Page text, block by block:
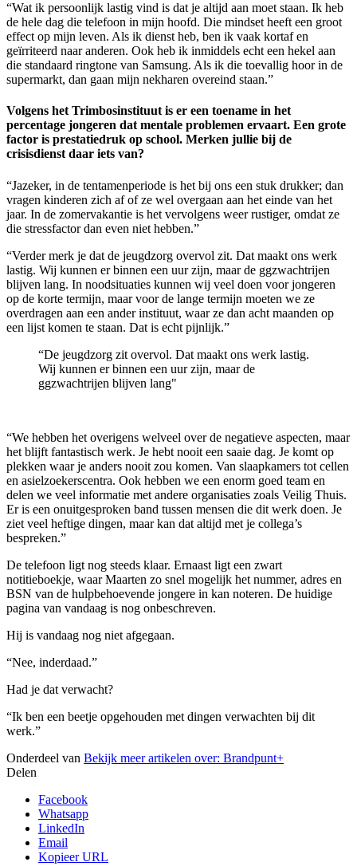
“Wat ik persoonlijk lastig vind is dat je altijd aan moet staan. Ik heb
de hele dag die telefoon in mijn hoofd. Die mindset heeft een groot
effect op mijn leven. Als ik dienst heb, ben ik vaak kortaf en
geïrriteerd naar anderen. Ook heb ik inmiddels echt een hekel aan
die standaard ringtone van Samsung. Als ik die toevallig hoor in de
supermarkt, dan gaan mijn nekharen overeind staan.”
Volgens het Trimbosinstituut is er een toename in het
percentage jongeren dat mentale problemen ervaart. Een grote
factor is prestatiedruk op school. Merken jullie bij de
crisisdienst daar iets van?
“Jazeker, in de tentamenperiode is het bij ons een stuk drukker; dan
vragen kinderen zich af of ze wel overgaan aan het einde van het
jaar. In de zomervakantie is het vervolgens weer rustiger, omdat ze
die stressfactor dan even niet hebben.”
“Verder merk je dat de jeugdzorg overvol zit. Dat maakt ons werk
lastig. Wij kunnen er binnen een uur zijn, maar de ggzwachtrijen
blijven lang. In noodsituaties kunnen wij veel doen voor jongeren
op de korte termijn, maar voor de lange termijn moeten we ze
overdragen aan een ander instituut, waar ze dan acht maanden op
een lijst komen te staan. Dat is echt pijnlijk.”
“De jeugdzorg zit overvol. Dat maakt ons werk lastig.
Wij kunnen er binnen een uur zijn, maar de
ggzwachtrijen blijven lang"
“We hebben het overigens welveel over de negatieve aspecten, maar
het blijft fantastisch werk. Je hebt nooit een saaie dag. Je komt op
plekken waar je anders nooit zou komen. Van slaapkamers tot cellen
en asielzoekerscentra. Ook hebben we een enorm goed team en
delen we veel informatie met andere organisaties zoals Veilig Thuis.
Er is een onuitgesproken band tussen mensen die dit werk doen. Je
ziet veel heftige dingen, maar kan dat altijd met je collega’s
bespreken.”
De telefoon ligt nog steeds klaar. Ernaast ligt een zwart
notitieboekje, waar Maarten zo snel mogelijk het nummer, adres en
BSN van de hulpbehoevende jongere in kan noteren. De huidige
pagina van vandaag is nog onbeschreven.
Hij is vandaag nog niet afgegaan.
“Nee, inderdaad.”
Had je dat verwacht?
“Ik ben een beetje opgehouden met dingen verwachten bij dit
werk.”
Onderdeel van Bekijk meer artikelen over: Brandpunt+
Delen
Facebook
Whatsapp
LinkedIn
Email
Kopieer URL